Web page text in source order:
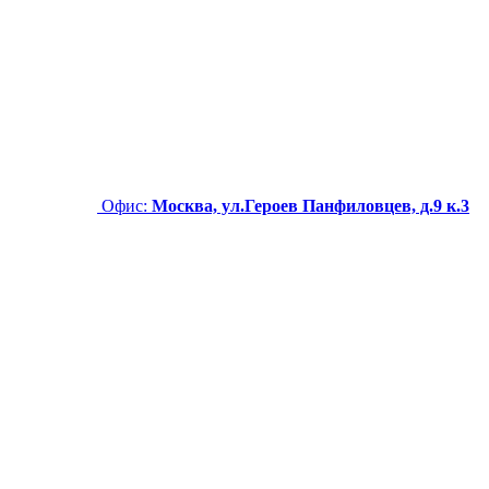
Офис: Москва, ул.Героев Панфиловцев, д.9 к.3